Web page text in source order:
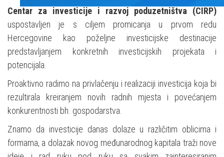
Centar za investicije i razvoj poduzetništva (CIRP)
uspostavljen je s ciljem promicanja u prvom redu
Hercegovine kao poželjne investicijske destinacije
predstavljanjem konkretnih investicijskih projekata i
potencijala.
Proaktivno radimo na privlačenju i realizaciji investicija koja bi
rezultirala kreiranjem novih radnih mjesta i povećanjem
konkurentnosti bh. gospodarstva.
Znamo da investicije danas dolaze u različitim oblicima i
formama, a dolazak novog međunarodnog kapitala traži nove